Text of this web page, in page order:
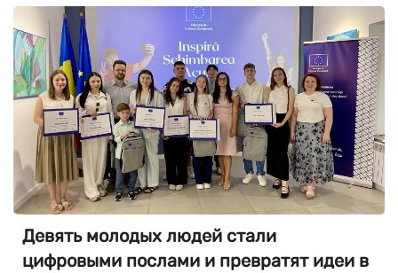
Девять молодых людей стали
цифровыми послами и превратят идеи в